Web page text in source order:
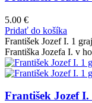
5.00 €
Pridať do košíka
František Jozef I. 1
Františka Jozefa I. v
František Jozef